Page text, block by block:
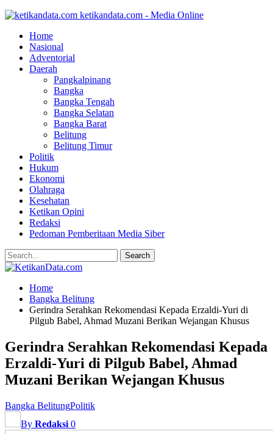
ketikandata.com - Media Online
Home
Nasional
Adventorial
Daerah
Pangkalpinang
Bangka
Bangka Tengah
Bangka Selatan
Bangka Barat
Belitung
Belitung Timur
Politik
Hukum
Ekonomi
Olahraga
Kesehatan
Ketikan Opini
Redaksi
Pedoman Pemberitaan Media Siber
Home
Bangka Belitung
Gerindra Serahkan Rekomendasi Kepada Erzaldi-Yuri di
Pilgub Babel, Ahmad Muzani Berikan Wejangan Khusus
Gerindra Serahkan Rekomendasi Kepada
Erzaldi-Yuri di Pilgub Babel, Ahmad
Muzani Berikan Wejangan Khusus
Bangka BelitungPolitik
By Redaksi 0